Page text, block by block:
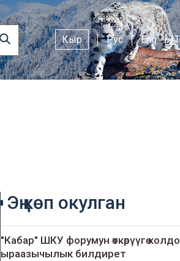
Кыр Рус Eng
Эң көп окулган
"Кабар" ШКУ форумун өткөрүүгө колдоо
ыраазычылык билдирет